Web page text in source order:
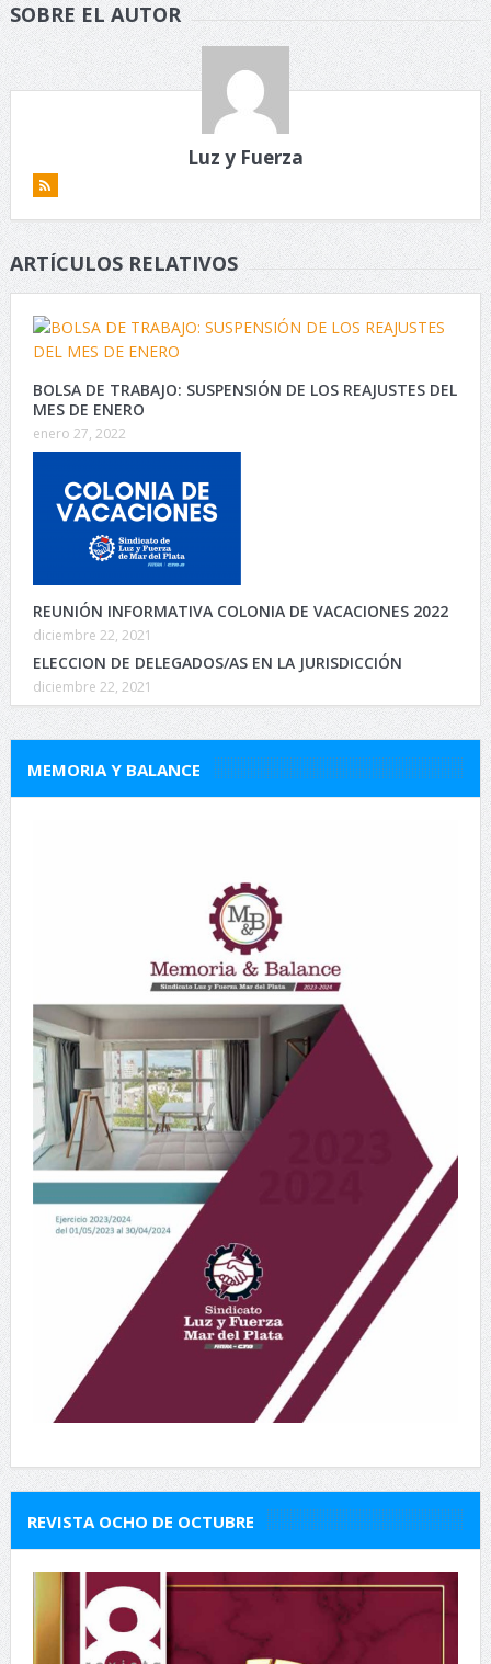
SOBRE EL AUTOR
Luz y Fuerza
ARTÍCULOS RELATIVOS
BOLSA DE TRABAJO: SUSPENSIÓN DE LOS REAJUSTES DEL
MES DE ENERO
enero 27, 2022
REUNIÓN INFORMATIVA COLONIA DE VACACIONES 2022
diciembre 22, 2021
ELECCION DE DELEGADOS/AS EN LA JURISDICCIÓN
diciembre 22, 2021
MEMORIA Y BALANCE
REVISTA OCHO DE OCTUBRE